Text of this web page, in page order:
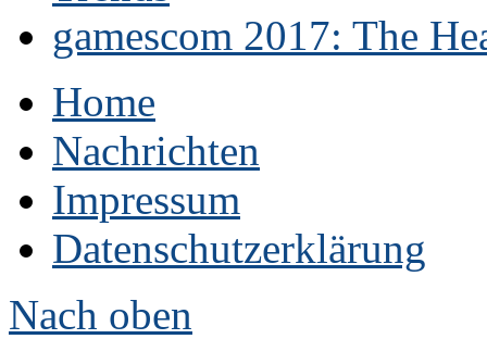
gamescom 2017: The
Home
Nachrichten
Impressum
Datenschutzerklärung
Nach oben